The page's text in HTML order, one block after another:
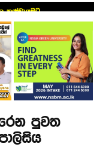
කණ්ඩායමට
පුවත